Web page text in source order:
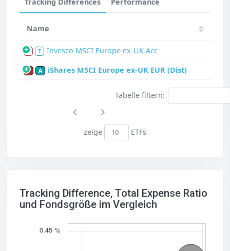
Name
S T Invesco MSCI Europe ex-UK Acc
P A iShares MSCI Europe ex-UK EUR (Dist)
Tabelle filtern:
zeige ETFs
Tracking Difference, Total Expense Ratio
und Fondsgröße im Vergleich
0.45 %